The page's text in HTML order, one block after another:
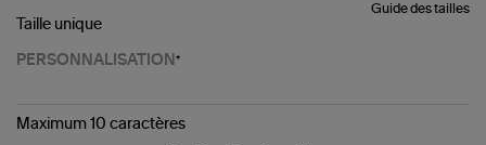
Jaune,
Personnalisable
Guide des tailles
Taille unique
PERSONNALISATION
Maximum 10 caractères